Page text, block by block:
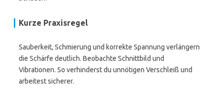
Kurze Praxisregel
Sauberkeit, Schmierung und korrekte Spannung verlängern
die Schärfe deutlich. Beobachte Schnittbild und
Vibrationen. So verhinderst du unnötigen Verschleiß und
arbeitest sicherer.